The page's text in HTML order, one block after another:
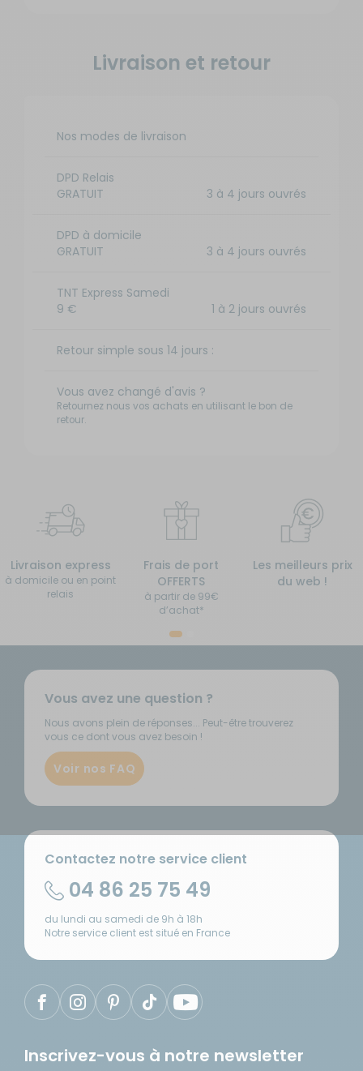
Livraison et retour
Nos modes de livraison
DPD Relais
GRATUIT
3 à 4 jours ouvrés
DPD à domicile
GRATUIT
3 à 4 jours ouvrés
TNT Express Samedi
9 €
1 à 2 jours ouvrés
Retour simple sous 14 jours :
Vous avez changé d'avis ?
Retournez nous vos achats en utilisant le bon de
retour.
Livraison express
à domicile ou en point
relais
Frais de port
OFFERTS
à partir de 99€
d’achat*
Les meilleurs prix
du web !
Vous avez une question ?
Nous avons plein de réponses... Peut-être trouverez
vous ce dont vous avez besoin !
Voir nos FAQ
Contactez notre service client
04 86 25 75 49
du lundi au samedi de 9h à 18h
Notre service client est situé en France
Inscrivez-vous à notre newsletter